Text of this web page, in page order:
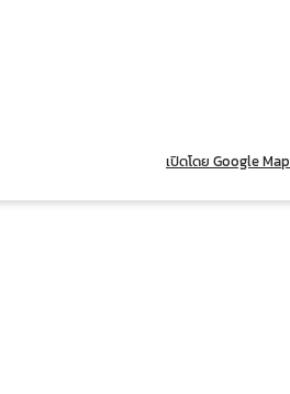
เปิดโดย Google Map